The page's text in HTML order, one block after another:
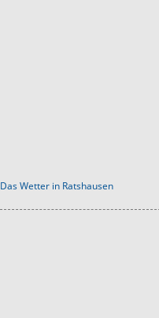
Das Wetter in Ratshausen